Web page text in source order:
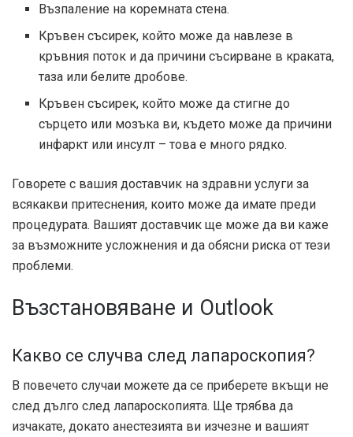
Възпаление на коремната стена.
Кръвен съсирек, който може да навлезе в
кръвния поток и да причини съсирване в краката,
таза или белите дробове.
Кръвен съсирек, който може да стигне до
сърцето или мозъка ви, където може да причини
инфаркт или инсулт – това е много рядко.
Говорете с вашия доставчик на здравни услуги за
всякакви притеснения, които може да имате преди
процедурата. Вашият доставчик ще може да ви каже
за възможните усложнения и да обясни риска от тези
проблеми.
Възстановяване и Outlook
Какво се случва след лапароскопия?
В повечето случаи можете да се приберете вкъщи не
след дълго след лапароскопията. Ще трябва да
изчакате, докато анестезията ви изчезне и вашият